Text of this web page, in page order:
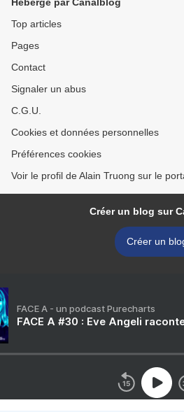
Top articles
Pages
Contact
Signaler un abus
C.G.U.
Cookies et données personnelles
Préférences cookies
Voir le profil de Alain Truong sur le
Créer un blog sur
Créer un
FACE A - un podcast Purecharts
FACE A #30 : Eve Angeli